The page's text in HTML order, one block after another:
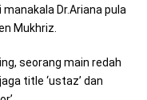
Dr.Ariana pula
Mukhriz.
seorang main redah
title ‘ustaz’ dan